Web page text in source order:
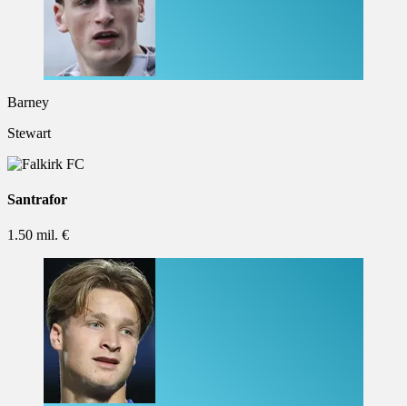
Barney
Stewart
Santrafor
1.50 mil. €